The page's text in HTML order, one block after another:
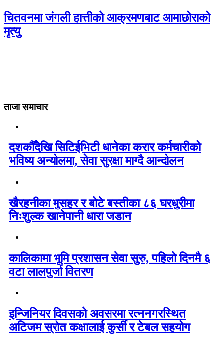
चितवनमा जंगली हात्तीको आक्रमणबाट आमाछोराको
मृत्यु
ताजा समाचार
दशकौँदेखि सिटिईभिटी धानेका करार कर्मचारीको
भविष्य अन्योलमा, सेवा सुरक्षा माग्दै आन्दोलन
खैरहनीका मुसहर र बोटे बस्तीका ८६ घरधुरीमा
निःशुल्क खानेपानी धारा जडान
कालिकामा भूमि प्रशासन सेवा सुरु, पहिलो दिनमै ६
वटा लालपुर्जा वितरण
इन्जिनियर दिवसको अवसरमा रत्ननगरस्थित
अटिजम स्रोत कक्षालाई कुर्सी र टेबल सहयोग